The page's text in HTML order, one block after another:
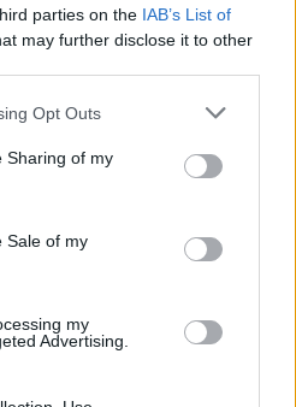
parties on the IAB’s List of
may further disclose it to other
app uses one or more Google
behaviour. You may click to
and its third-party tags to
purposes in below Google
Opt Outs
Sharing of my
Sale of my
my
Advertising.